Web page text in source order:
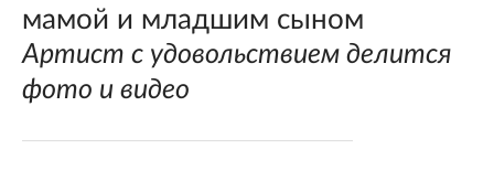
мамой и младшим сыном
Артист с удовольствием делится
фото и видео